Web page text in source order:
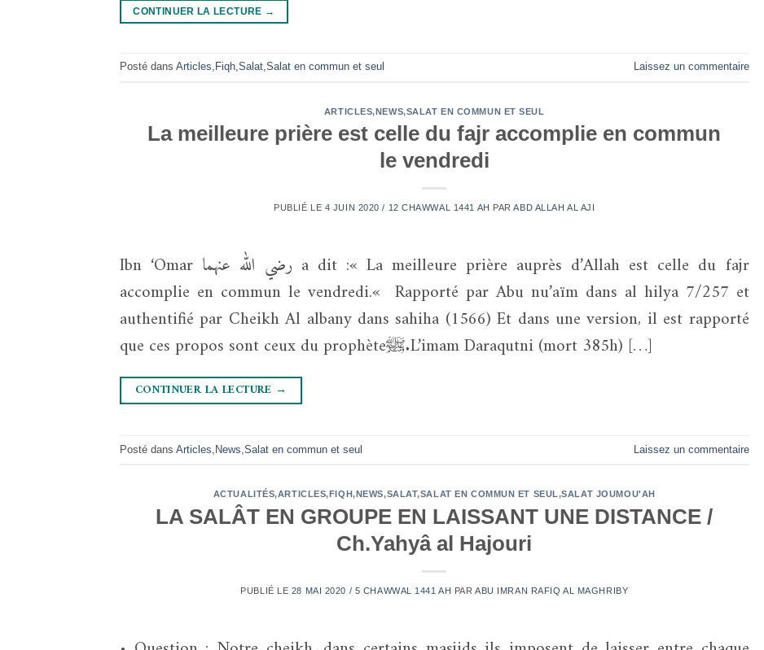
CONTINUER LA LECTURE →
Posté dans Articles Fiqh Salat Salat en commun et seul Laissez un commentaire
ARTICLES,NEWS,SALAT EN COMMUN ET SEUL
La meilleure prière est celle du fajr accomplie en commun
le vendredi
PUBLIÉ LE 4 JUIN 2020 / 12 CHAWWAL 1441 AH PARABD ALLAH AL AJI
Ibn ‘Omar رضي الله عنهما a dit :« La meilleure prière auprès d’Allah est celle du fajr
accomplie en commun le vendredi.« Rapporté par Abu nu’aïm dans al hilya 7/257 et
authentifié par Cheikh Al albany dans sahiha (1566) Et dans une version, il est rapporté
que ces propos sont ceux du prophèteﷺ.L’imam Daraqutni (mort 385h) […]
CONTINUER LA LECTURE →
Posté dans Articles News Salat en commun et seul Laissez un commentaire
ACTUALITÉS,ARTICLES, FIQH, NEWS,SALAT,SALAT EN COMMUN ET SEUL,SALAT JOUMOU'AH
LA SALÂT EN GROUPE EN LAISSANT UNE DISTANCE /
Ch.Yahyâ al Hajouri
PUBLIÉ LE 28 MAI 2020 / 5 CHAWWAL 1441 AH PARABU IMRAN RAFIQ AL MAGHRIBY